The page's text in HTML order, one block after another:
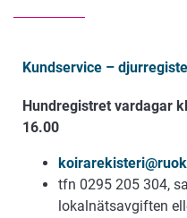
Kundservice –
Hundregistret vardagar
16.00
tfn 0295 205 304,
lokalnätsavgiften